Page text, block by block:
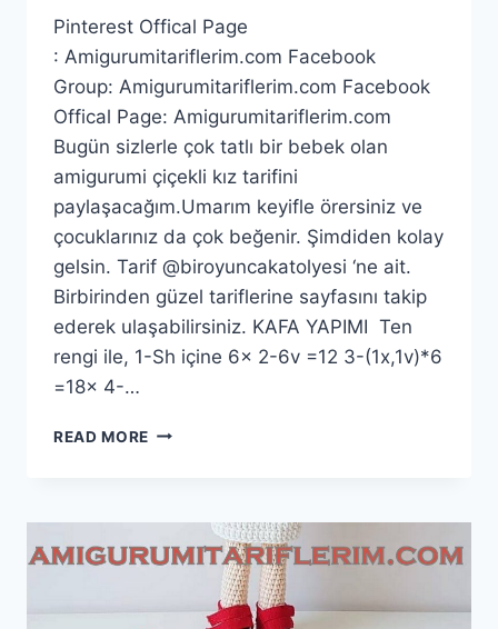
Pinterest Offical Page
: Amigurumitariflerim.com Facebook
Group: Amigurumitariflerim.com Facebook
Offical Page: Amigurumitariflerim.com
Bugün sizlerle çok tatlı bir bebek olan
amigurumi çiçekli kız tarifini
paylaşacağım.Umarım keyifle örersiniz ve
çocuklarınız da çok beğenir. Şimdiden kolay
gelsin. Tarif @biroyuncakatolyesi ‘ne ait.
Birbirinden güzel tariflerine sayfasını takip
ederek ulaşabilirsiniz. KAFA YAPIMI Ten
rengi ile, 1-Sh içine 6x 2-6v =12 3-(1x,1v)*6
=18x 4-…
READ MORE AMIGURUMI